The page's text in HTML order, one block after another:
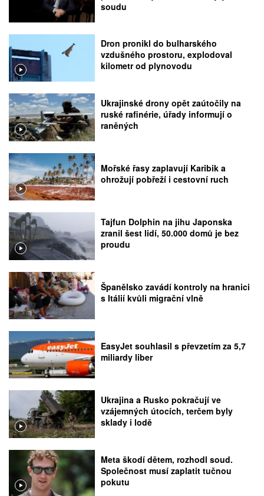
soudu
Dron pronikl do bulharského
vzdušného prostoru, explodoval
kilometr od plynovodu
Ukrajinské drony opět zaútočily na
ruské rafinérie, úřady informují o
raněných
Mořské řasy zaplavují Karibik a
ohrožují pobřeží i cestovní ruch
Tajfun Dolphin na jihu Japonska
zranil šest lidí, 50.000 domů je bez
proudu
Španělsko zavádí kontroly na hranici
s Itálií kvůli migrační vlně
EasyJet souhlasil s převzetím za 5,7
miliardy liber
Ukrajina a Rusko pokračují ve
vzájemných útocích, terčem byly
sklady i lodě
Meta škodí dětem, rozhodl soud.
Společnost musí zaplatit tučnou
pokutu